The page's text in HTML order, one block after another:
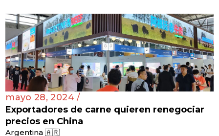
mayo 28, 2024 /
Exportadores de carne quieren renegociar
precios en China
Argentina 🇦🇷